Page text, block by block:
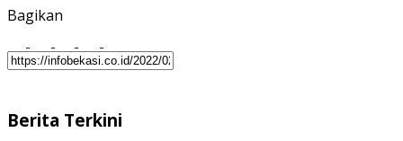
Bagikan
Berita Terkini